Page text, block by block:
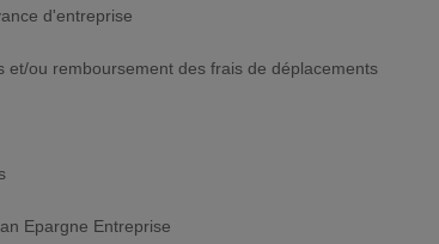
d'entreprise
et/ou remboursement des frais de déplacements
Epargne Entreprise